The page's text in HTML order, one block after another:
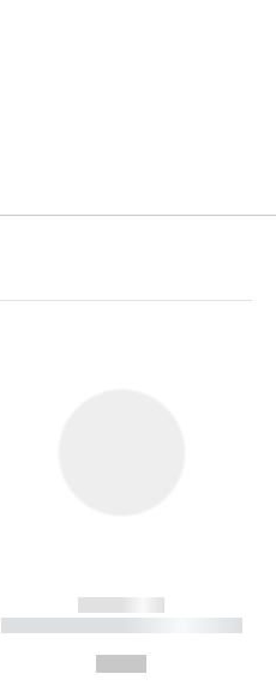
------------
----------- ----------- ----------